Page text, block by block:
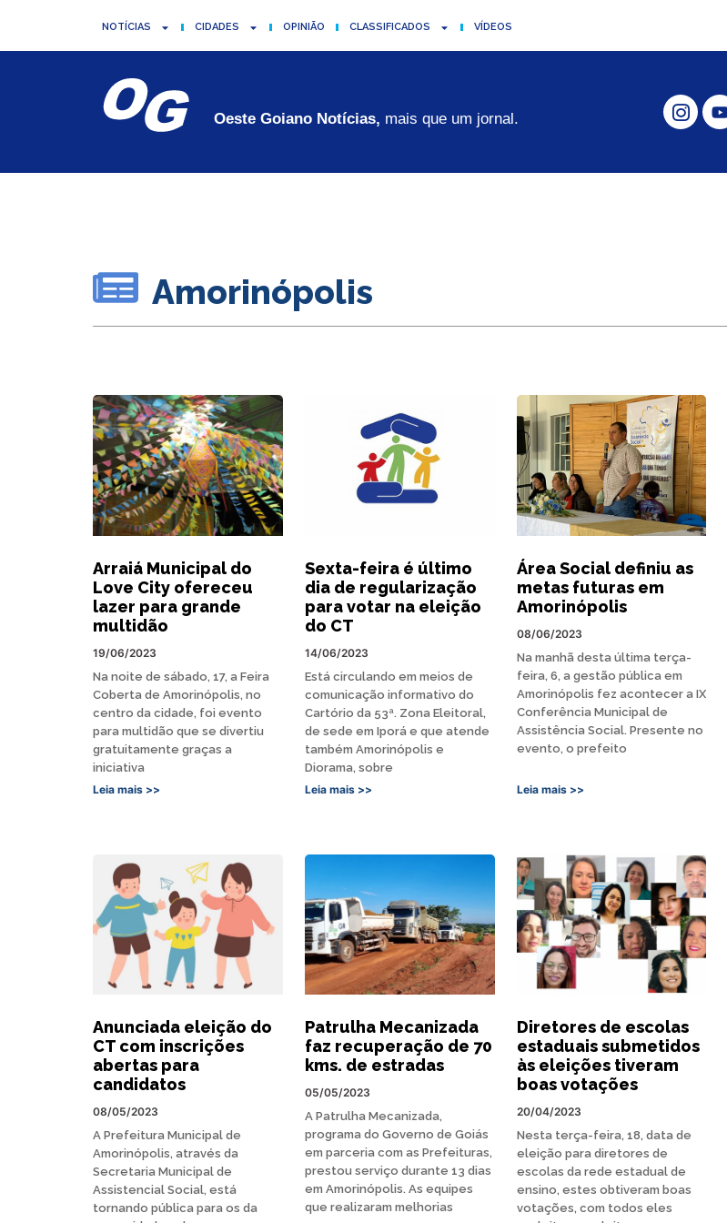
NOTÍCIAS CIDADES OPINIÃO CLASSIFICADOS VÍDEOS
Oeste Goiano Notícias, mais que um jornal.
Amorinópolis
Arraiá Municipal do
Love City ofereceu
lazer para grande
multidão
19/06/2023
Na noite de sábado, 17, a Feira
Coberta de Amorinópolis, no
centro da cidade, foi evento
para multidão que se divertiu
gratuitamente graças a
iniciativa
Leia mais >>
Sexta-feira é último
dia de regularização
para votar na eleição
do CT
14/06/2023
Está circulando em meios de
comunicação informativo do
Cartório da 53ª. Zona Eleitoral,
de sede em Iporá e que atende
também Amorinópolis e
Diorama, sobre
Leia mais >>
Área Social definiu as
metas futuras em
Amorinópolis
08/06/2023
Na manhã desta última terça-
feira, 6, a gestão pública em
Amorinópolis fez acontecer a IX
Conferência Municipal de
Assistência Social. Presente no
evento, o prefeito
Leia mais >>
Anunciada eleição do
CT com inscrições
abertas para
candidatos
08/05/2023
A Prefeitura Municipal de
Amorinópolis, através da
Secretaria Municipal de
Assistencial Social, está
tornando pública para os da
Patrulha Mecanizada
faz recuperação de 70
kms. de estradas
05/05/2023
A Patrulha Mecanizada,
programa do Governo de Goiás
em parceria com as Prefeituras,
prestou serviço durante 13 dias
em Amorinópolis. As equipes
que realizaram melhorias
Diretores de escolas
estaduais submetidos
às eleições tiveram
boas votações
20/04/2023
Nesta terça-feira, 18, data de
eleição para diretores de
escolas da rede estadual de
ensino, estes obtiveram boas
votações, com todos eles